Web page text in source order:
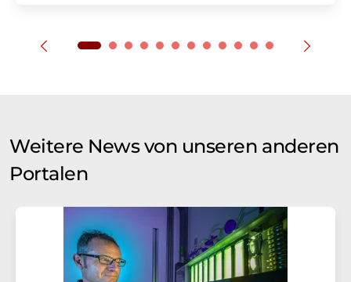
Weitere News von unseren anderen
Portalen